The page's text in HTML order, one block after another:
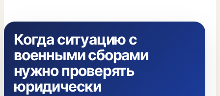
Когда ситуацию с
военными сборами
нужно проверять
юридически